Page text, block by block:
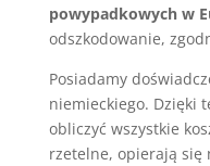
powypadkowych w
odszkodowanie,
Posiadamy
niemieckiego. Dzięki
obliczyć wszystkie
rzetelne, opierają się